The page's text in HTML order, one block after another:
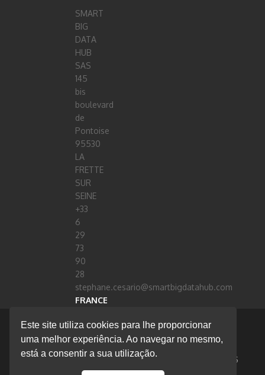
Este site utiliza cookies para lhe proporcionar
uma melhor experiência. Ao navegar no mesmo,
está a consentir a sua utilização.
SMART
BIG
DATA
HUB
SAS
145
bis
boulevard
de
Pontoise
95530
LA
FRETTE
SUR
SEINE
+33
6
29
73
90
28
stephane.cesario@smartbigdatahub.com
FRANCE
© 2020 Flow Technology
PROJETOS